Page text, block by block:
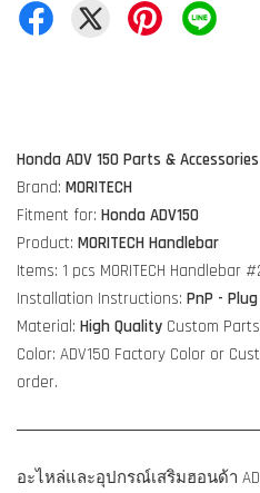
Honda ADV 150 Parts & Accessories
Brand: MORITECH
Fitment for: Honda ADV150
Product: MORITECH Handlebar
Items: 1 pcs MORITECH Handlebar
Installation Instructions: PnP -
Material: High Quality Custom
Color: ADV150 Factory Color or
order.
อะไหล่และอุปกรณ์เสริมฮอนด้า